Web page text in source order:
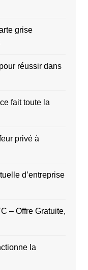
grise
réussir dans
fait toute la
privé à
d’entreprise
– Offre Gratuite,
la